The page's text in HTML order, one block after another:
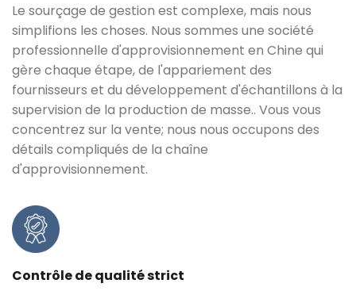
Le sourçage de gestion est complexe, mais nous
simplifions les choses. Nous sommes une société
professionnelle d'approvisionnement en Chine qui
gère chaque étape, de l'appariement des
fournisseurs et du développement d'échantillons à la
supervision de la production de masse.. Vous vous
concentrez sur la vente; nous nous occupons des
détails compliqués de la chaîne
d'approvisionnement.
Contrôle de qualité strict